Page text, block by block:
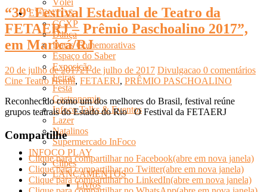
Vôlei
EVENTOS
CCXP
Dança
Datas Comemorativas
Espaço do Saber
Exposição
Feiras
Festa
Gastronomia
Infoco Talks & Eventos
Lazer
Natalinos
Supermercado InFoco
INFOCO PLAY
Clipes
LANÇAMENTOS
Livros
“39º Festival Estadual de Teatro da
FETAERJ – Prêmio Paschoalino 2017”,
em Maricá/RJ
20 de julho de 201721 de julho de 2017 Divulgacao 0 comentários
Cine Teatro Henfil, FETAERJ, PRÊMIO PASCHOALINO
Reconhecido como um dos melhores do Brasil, festival reúne
grupos teatrais do Estado do Rio O Festival da FETAERJ
Compartilhe
Clique para compartilhar no Facebook(abre em nova janela)
Clique para compartilhar no Twitter(abre em nova janela)
Clique para compartilhar no LinkedIn(abre em nova janela)